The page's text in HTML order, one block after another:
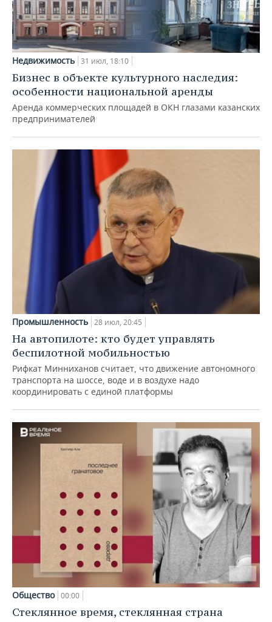
Недвижимость 31 июл, 18:10
Бизнес в объекте культурного наследия:
особенности национальной аренды
Аренда коммерческих площадей в ОКН глазами казанских
предпринимателей
Промышленность 28 июл, 20:45
На автопилоте: кто будет управлять
беспилотной мобильностью
Рифкат Минниханов считает, что движение автономного
транспорта на шоссе, воде и в воздухе надо
координировать с единой платформы
Общество 00:00
Стеклянное время, стеклянная страна